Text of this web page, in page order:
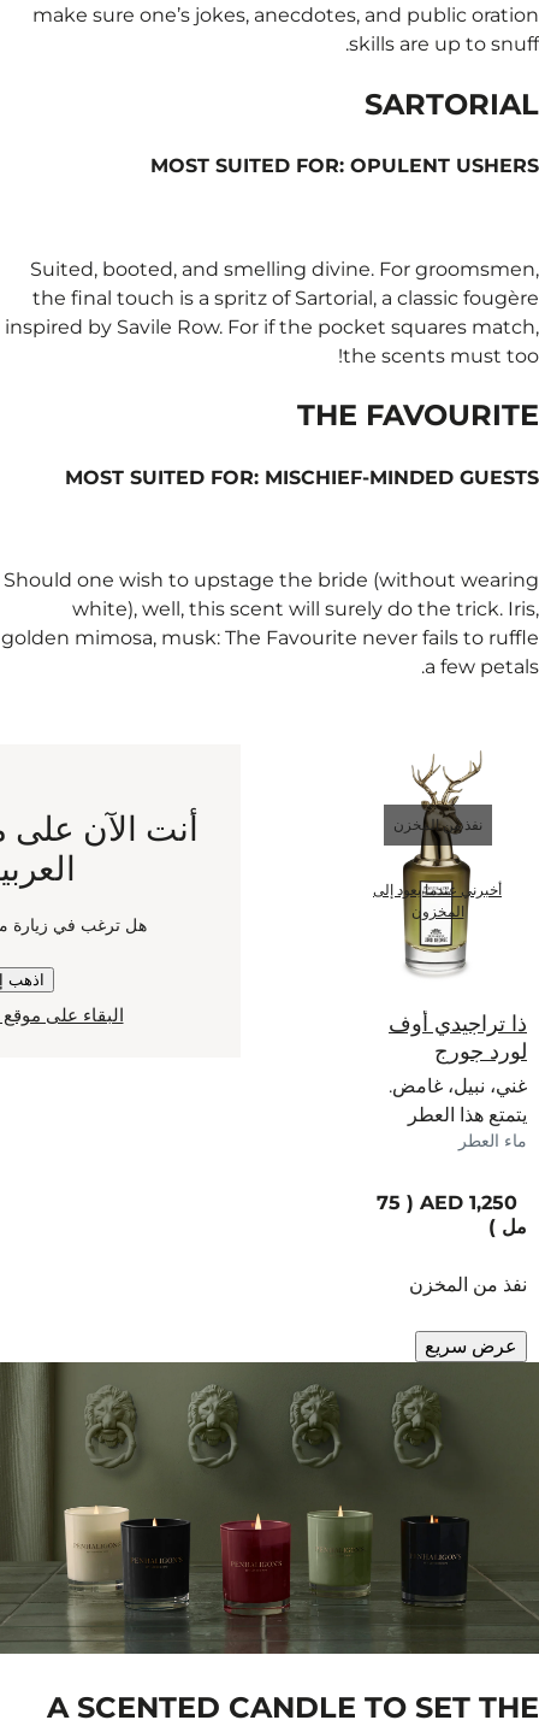
make sure one’s
MOST
Suited, booted, and
the final touch is a
inspired by Savile Row.
MOST SUITED
Should one wish to
white), well, this
golden mimosa, musk:
A SCENTED
أنت الآن على موقعنا في الإمارات
هل ترغب في زيارة موقعنا في هولندا بدلاً من ذلك؟
البقاء على موقع الإمارات العربية المتحدة